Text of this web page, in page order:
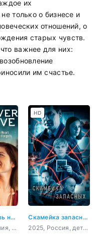
их
только о бизнесе и
отношений, о
старых чувств.
важнее для них:
им счастье.
Первая любовь навсегда
2020, Австралия, Филиппины, драма, мелодрама
Скамейка запасных
2025, Россия, детектив
HD